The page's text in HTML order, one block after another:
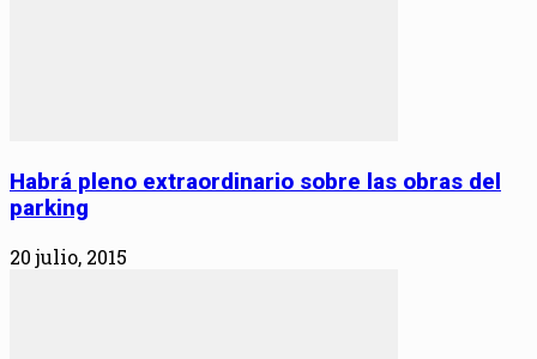
Habrá pleno extraordinario sobre las obras del
parking
20 julio, 2015